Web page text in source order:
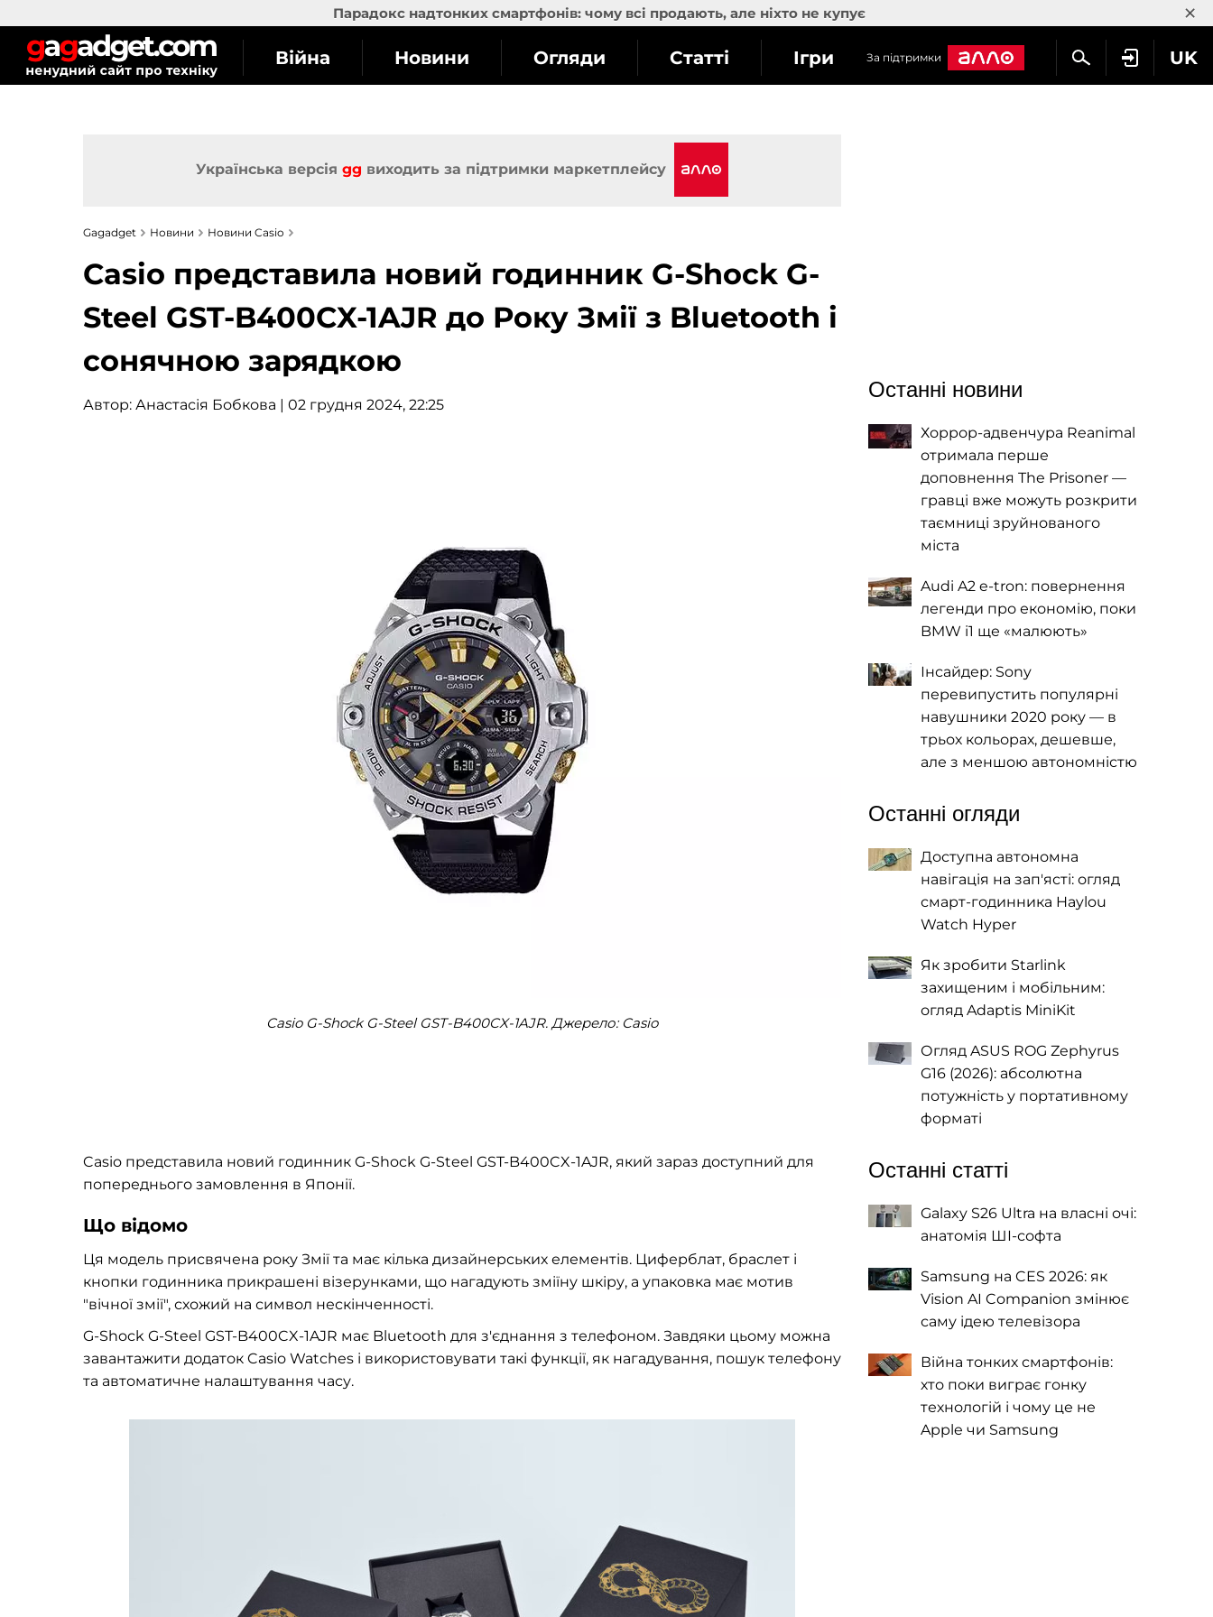
Парадокс надтонких смартфонів: чому всі продають, але ніхто не купує ×
UK
Війна Новини Огляди Статті Ігри За підтримки
Українська версія gg виходить за підтримки маркетплейсу
Gagadget Новини Новини Casio
Casio представила новий годинник G-Shock G-
Steel GST-B400CX-1AJR до Року Змії з Bluetooth і
сонячною зарядкою
Автор: Анастасія Бобкова | 02 грудня 2024, 22:25
Casio G-Shock G-Steel GST-B400CX-1AJR. Джерело: Casio
Casio представила новий годинник G-Shock G-Steel GST-B400CX-1AJR, який зараз доступний для
попереднього замовлення в Японії.
Що відомо
Ця модель присвячена року Змії та має кілька дизайнерських елементів. Циферблат, браслет і
кнопки годинника прикрашені візерунками, що нагадують зміїну шкіру, а упаковка має мотив
"вічної змії", схожий на символ нескінченності.
G-Shock G-Steel GST-B400CX-1AJR має Bluetooth для з'єднання з телефоном. Завдяки цьому можна
завантажити додаток Casio Watches і використовувати такі функції, як нагадування, пошук телефону
та автоматичне налаштування часу.
Останні новини
Хоррор-адвенчура Reanimal
отримала перше
доповнення The Prisoner —
гравці вже можуть розкрити
таємниці зруйнованого
міста
Audi A2 e-tron: повернення
легенди про економію, поки
BMW i1 ще «малюють»
Інсайдер: Sony
перевипустить популярні
навушники 2020 року — в
трьох кольорах, дешевше,
але з меншою автономністю
Останні огляди
Доступна автономна
навігація на зап'ясті: огляд
смарт-годинника Haylou
Watch Hyper
Як зробити Starlink
захищеним і мобільним:
огляд Adaptis MiniKit
Огляд ASUS ROG Zephyrus
G16 (2026): абсолютна
потужність у портативному
форматі
Останні статті
Galaxy S26 Ultra на власні очі:
анатомія ШІ-софта
Samsung на CES 2026: як
Vision AI Companion змінює
саму ідею телевізора
Війна тонких смартфонів:
хто поки виграє гонку
технологій і чому це не
Apple чи Samsung